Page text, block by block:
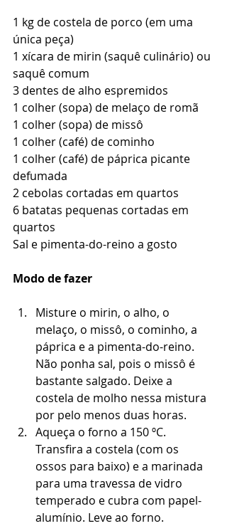
1 kg de costela de porco (em uma
única peça)
1 xícara de mirin (saquê culinário) ou
saquê comum
3 dentes de alho espremidos
1 colher (sopa) de melaço de romã
1 colher (sopa) de missô
1 colher (café) de cominho
1 colher (café) de páprica picante
defumada
2 cebolas cortadas em quartos
6 batatas pequenas cortadas em
quartos
Sal e pimenta-do-reino a gosto
Modo de fazer
Misture o mirin, o alho, o
melaço, o missô, o cominho, a
páprica e a pimenta-do-reino.
Não ponha sal, pois o missô é
bastante salgado. Deixe a
costela de molho nessa mistura
por pelo menos duas horas.
Aqueça o forno a 150 ºC.
Transfira a costela (com os
ossos para baixo) e a marinada
para uma travessa de vidro
temperado e cubra com papel-
alumínio. Leve ao forno.